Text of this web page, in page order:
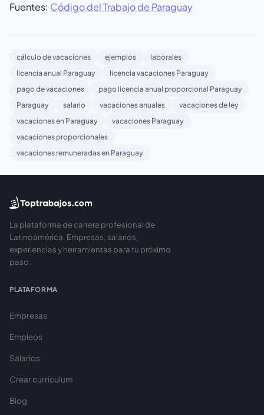
Fuentes: Código del Trabajo de Paraguay
cálculo de vacaciones ejemplos
laborales
licencia anual Paraguay
licencia vacaciones Paraguay
pago de vacaciones
pago licencia anual proporcional Paraguay
Paraguay
salario vacaciones anuales
vacaciones de ley
vacaciones en Paraguay
vacaciones Paraguay
vacaciones proporcionales
vacaciones remuneradas en Paraguay
La plataforma de carrera profesional de
Latinoamérica. Empresas, salarios,
experiencias y herramientas para tu próximo
paso.
PLATAFORMA
Empresas
Empleos
Salarios
Crear currículum
Blog